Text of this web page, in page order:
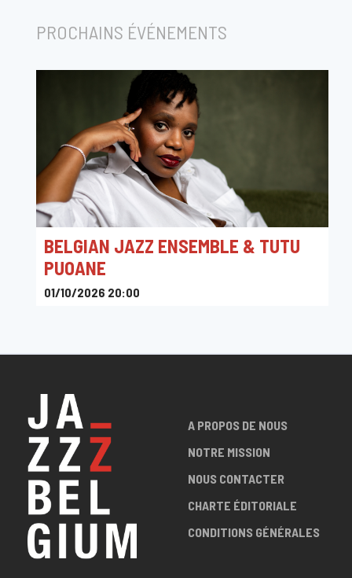
PROCHAINS ÉVÉNEMENTS
BELGIAN JAZZ ENSEMBLE & TUTU
PUOANE
01/10/2026 20:00
A PROPOS DE NOUS
NOTRE MISSION
NOUS CONTACTER
CHARTE ÉDITORIALE
CONDITIONS GÉNÉRALES